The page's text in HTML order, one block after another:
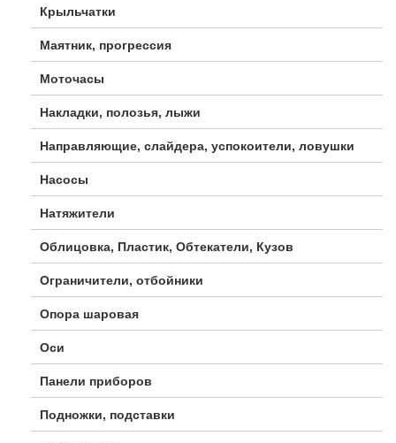
Крыльчатки
Маятник, прогрессия
Моточасы
Накладки, полозья, лыжи
Направляющие, слайдера, успокоители, ловушки
Насосы
Натяжители
Облицовка, Пластик, Обтекатели, Кузов
Ограничители, отбойники
Опора шаровая
Оси
Панели приборов
Подножки, подставки